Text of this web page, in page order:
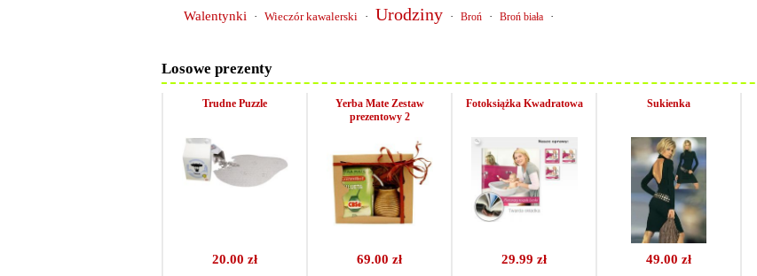
Walentynki · Wieczór kawalerski · Urodziny · Broń · Broń biała ·
Losowe prezenty
20.00 zł
Trudne Puzzle
69.00 zł
Yerba Mate Zestaw
prezentowy 2
29.99 zł
Fotoksiążka Kwadratowa
49.00 zł
Sukienka